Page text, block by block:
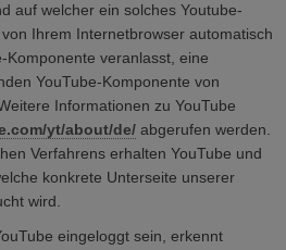
auf welcher ein solches Youtube-
Ihrem Internetbrowser automatisch
Komponente veranlasst, eine
YouTube-Komponente von
Informationen zu YouTube
yt/about/de/ abgerufen werden.
Verfahrens erhalten YouTube und
konkrete Unterseite unserer
wird.
eingeloggt sein, erkennt